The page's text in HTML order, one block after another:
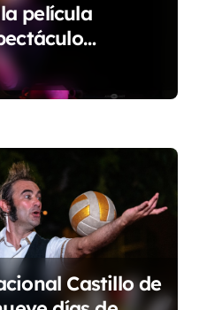
película
al Diosas
Castillo de